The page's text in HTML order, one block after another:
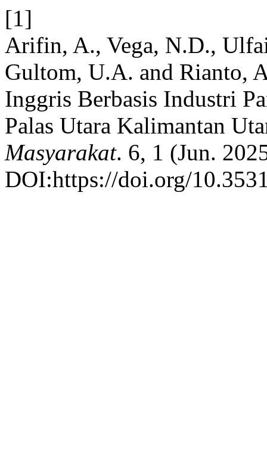
[1]
Arifin, A., Vega, N.D.,
Gultom, U.A. and Rianto,
Inggris Berbasis Industri
Palas Utara Kalimantan
Masyarakat. 6, 1 (Jun.
DOI:https://doi.org/